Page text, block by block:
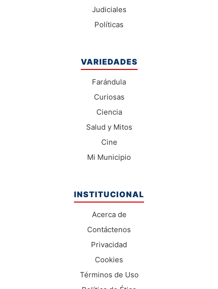
Judiciales
Políticas
VARIEDADES
Farándula
Curiosas
Ciencia
Salud y Mitos
Cine
Mi Municipio
INSTITUCIONAL
Acerca de
Contáctenos
Privacidad
Cookies
Términos de Uso